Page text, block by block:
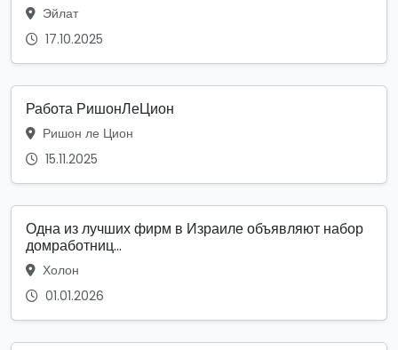
Эйлат
17.10.2025
Работа РишонЛеЦион
Ришон ле Цион
15.11.2025
Одна из лучших фирм в Израиле объявляют набор
домработниц...
Холон
01.01.2026